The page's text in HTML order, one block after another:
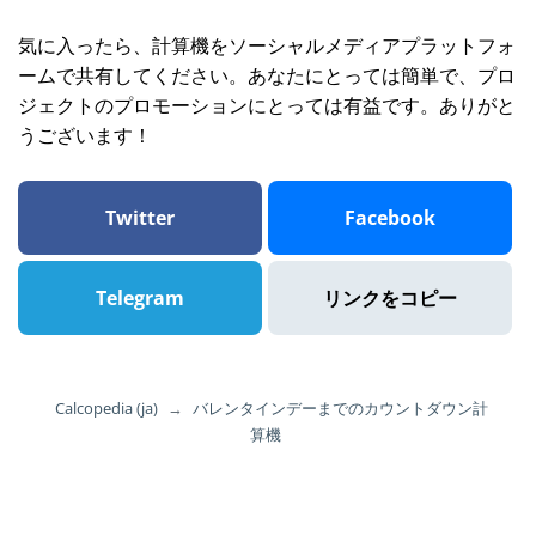
気に入ったら、計算機をソーシャルメディアプラットフォ
ームで共有してください。あなたにとっては簡単で、プロ
ジェクトのプロモーションにとっては有益です。ありがと
うございます！
Twitter Facebook
Telegram リンクをコピー
Calcopedia (ja) → バレンタインデーまでのカウントダウン計
算機